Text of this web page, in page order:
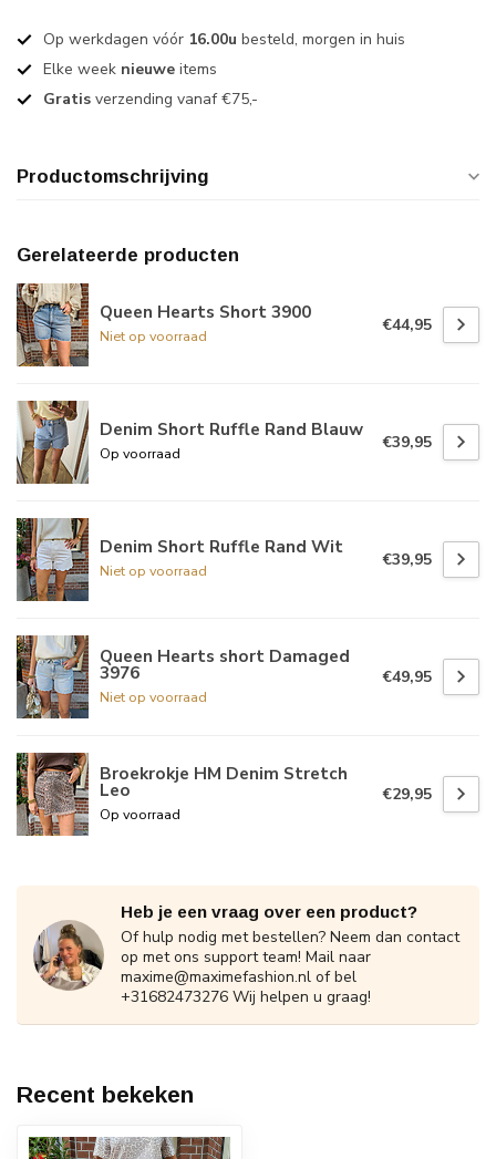
Op werkdagen vóór 16.00u besteld, morgen in huis
Elke week nieuwe items
Gratis verzending vanaf €75,-
Productomschrijving
Gerelateerde producten
Queen Hearts Short 3900
Niet op voorraad
€44,95
Denim Short Ruffle Rand Blauw
Op voorraad
€39,95
Denim Short Ruffle Rand Wit
Niet op voorraad
€39,95
Queen Hearts short Damaged
3976
Niet op voorraad
€49,95
Broekrokje HM Denim Stretch
Leo
Op voorraad
€29,95
Heb je een vraag over een product?
Of hulp nodig met bestellen? Neem dan contact
op met ons support team! Mail naar
maxime@maximefashion.nl of bel
+31682473276 Wij helpen u graag!
Recent bekeken